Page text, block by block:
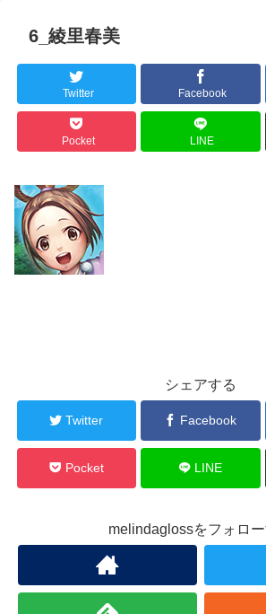
6_綾里春美
Twitter Facebook
Pocket LINE
シェアする
Twitter Facebook
Pocket LINE
melindaglossをフォロ